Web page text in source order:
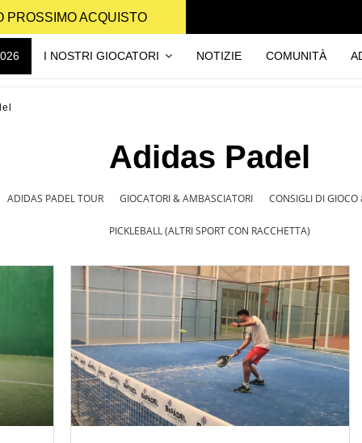
PROSSIMO ACQUISTO
I NOSTRI GIOCATORI NOTIZIE COMUNITÀ
Adidas Padel
ADIDAS PADEL TOUR GIOCATORI & AMBASCIATORI CONSIGLI DI
PICKLEBALL (ALTRI SPORT CON RACCHETTA)